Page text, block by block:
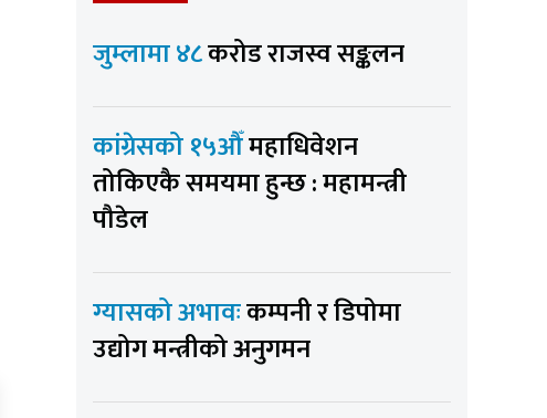
जुम्लामा ४८करोड राजस्व सङ्कलन
कांग्रेसको १५औँमहाधिवेशन
तोकिएकै समयमा हुन्छ : महामन्त्री
पौडेल
ग्यासको अभावःकम्पनी र डिपोमा
उद्योग मन्त्रीको अनुगमन